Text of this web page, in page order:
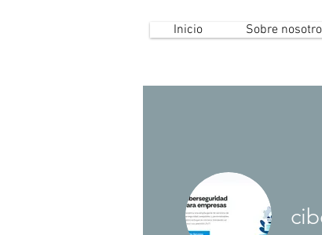
Inicio Sobre